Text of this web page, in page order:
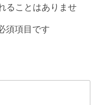
ることはありませ
須項目です